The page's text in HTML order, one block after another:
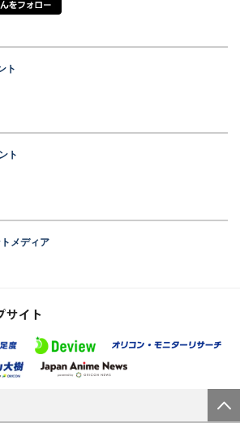
ト
ト
メディア